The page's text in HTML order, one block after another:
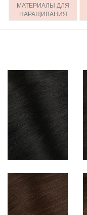
МАТЕРИАЛЫ ДЛЯ
НАРАЩИВАНИЯ